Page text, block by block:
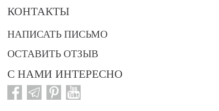
КОНТАКТЫ
НАПИСАТЬ ПИСЬМО
ОСТАВИТЬ ОТЗЫВ
С НАМИ ИНТЕРЕСНО